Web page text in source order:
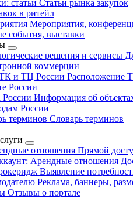
статьи Статьи рынка закупок
в ритейл
Мероприятия,
события, выставки
решения и сервисы
коммерции
и ТЦ России Расположение
России
России Информация об
России
терминов Словарь терминов
отношения Прямой
Арендные отношения
Выявление
Реклама, баннеры,
Отзывы о портале